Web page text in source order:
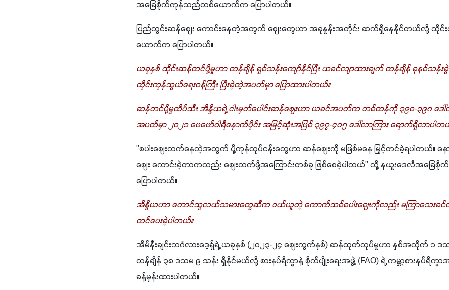
အခြေစိုက်ကုန်သည်တစ်ယောက်က ပြောပါတယ်။
ပြည်တွင်းဆန်ဈေး ကောင်းနေတဲ့အတွက် ဈေးတွေဟာ အခုနှုန်းအတိုင်း ဆက်ရှိနေနိုင်တယ်လို့ ထို
ယောက်က ပြောပါတယ်။
ယခုနှစ် ထိုင်းဆန်တင်ပို့မှုဟာ တန်ချိန် ရှစ်သန်းကျော်နိုင်ပြီး ယခင်လျာထားချက် တန်ချိန် ခုနစ်သန်းခွဲ
ထိုင်းကုန်သွယ်ရေးဝန်ကြီး ပြီးခဲ့တဲ့အပတ်မှာ ပြောထားပါတယ်။
ဆန်တင်ပို့မှုထိပ်သီး အိန္ဒိယရဲ့ ငါးမှတ်ပေါင်းဆန်ဈေးဟာ ယခင်အပတ်က တစ်တန်ကို ၃၉၀-၃၉၈ ဒေါ်
အပတ်မှာ ၂၀၂၁ ဖေဖော်ဝါရီနောက်ပိုင်း အမြင့်ဆုံးအဖြစ် ၃၉၇-၄၀၅ ဒေါ်လာကြား ရောက်ရှိလာပါတ
"စပါးဈေးတက်နေတဲ့အတွက် ပို့ကုန်လုပ်ငန်းတွေဟာ ဆန်ဈေးကို မဖြစ်မနေ မြှင့်တင်ခဲ့ရပါတယ်။ နော
ဈေး ကောင်းခဲ့တာကလည်း ဈေးတက်ဖို့အကြောင်းတစ်ခု ဖြစ်စေခဲ့ပါတယ်" လို့ နယူးဒေလီအခ
ပြောပါတယ်။
အိန္ဒိယဟာ တောင်သူလယ်သမားတွေဆီက ဝယ်ယူတဲ့ ကောက်သစ်စပါးဈေးကိုလည်း မကြာသေးခင်တုန်
တင်ပေးခဲ့ပါတယ်။
အိမ်နီးချင်းဘင်္ဂလားဒေ့ရှ်ရဲ့ ယခုနှစ် (၂၀၂၃-၂၄ ဈေးကွက်နှစ်) ဆန်ထုတ်လုပ်မှုဟာ နှစ်အလိုက် ၁ ဒသမ
တန်ချိန် ၃၈ ဒသမ ၉ သန်း ရှိနိုင်မယ်လို့ စားနပ်ရိက္ခာနဲ့ စိုက်ပျိုးရေးအဖွဲ့ (FAO) ရဲ့ ကမ္ဘာ့စားနပ်ရိက္
ခန့်မှန်းထားပါတယ်။